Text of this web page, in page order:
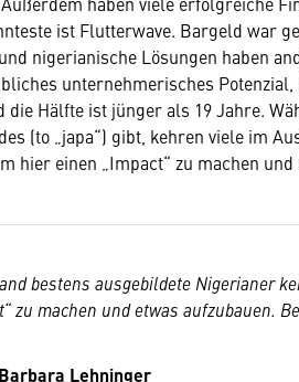
ist Flutterwave. Bargeld war
nigerianische Lösungen haben
unternehmerisches
die Hälfte ist jünger als 19 Jahre.
(to „japa“) gibt, kehren viele im
hier einen „Impact“ zu machen
bestens ausgebildete Nigerianer
zu machen und etwas aufzubauen.
Barbara Lehninger